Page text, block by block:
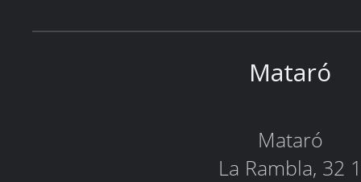
Mataró
Mataró
La Rambla, 32 1